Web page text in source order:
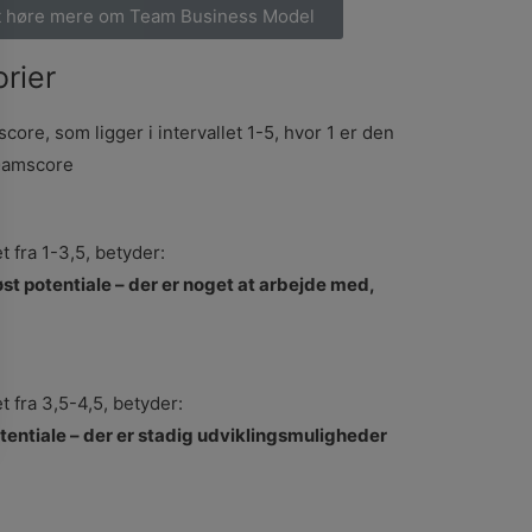
høre mere om Team Business Model
som ligger i intervallet 1-5, hvor 1 er den
fra 1-3,5, betyder:
potentiale – der er noget at arbejde med,
fra 3,5-4,5, betyder:
– der er stadig udviklingsmuligheder